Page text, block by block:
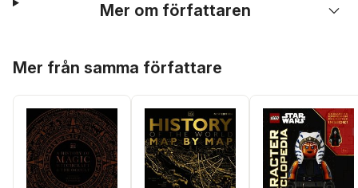
Mer om författaren
Mer från samma författare